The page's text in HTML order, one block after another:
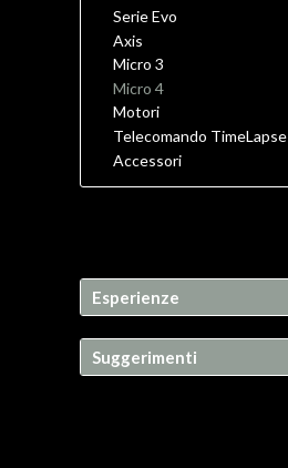
Serie Evo
Axis
Micro 3
Micro 4
Motori
Telecomando TimeLapse
Accessori
Esperienze
Suggerimenti